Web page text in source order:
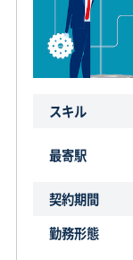
スキル
最寄駅
契約期間
勤務形態